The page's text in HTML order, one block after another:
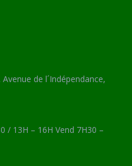
de l´Indépendance,
/ 13H – 16H Vend 7H30 –